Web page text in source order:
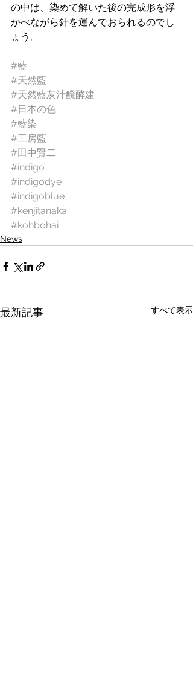
の中は、染めて解いた後の完成形を浮
かべながら針を運んでおられるのでし
ょう。
#藍
#天然藍
#天然藍灰汁醗酵建
#日本の色
#藍染
#工房藍
#田中賢二
#indigo
#indigodye
#indigoblue
#kenjitanaka
#kohbohai
News
最新記事 すべて表示